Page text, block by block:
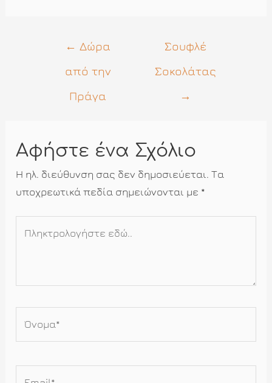
Πλοήγηση
← Δώρα
από την
Πράγα
Σουφλέ
Σοκολάτας
→
Αφήστε ένα Σχόλιο
Η ηλ. διεύθυνση σας δεν δημοσιεύεται. Τα
υποχρεωτικά πεδία σημειώνονται με *